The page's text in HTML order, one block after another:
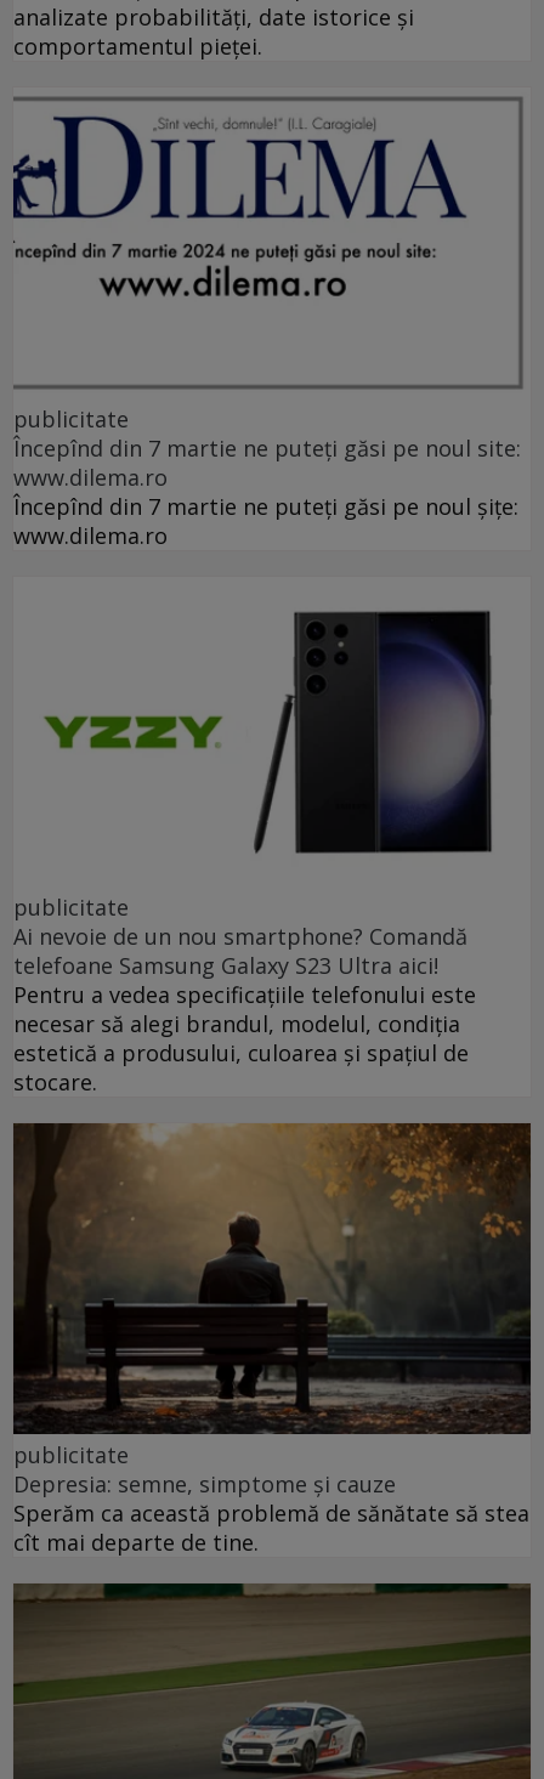
analizate probabilități, date istorice și
comportamentul pieței.
publicitate
Începînd din 7 martie ne puteți găsi pe noul site:
www.dilema.ro
Începînd din 7 martie ne puteți găsi pe noul șițe:
www.dilema.ro
publicitate
Ai nevoie de un nou smartphone? Comandă
telefoane Samsung Galaxy S23 Ultra aici!
Pentru a vedea specificațiile telefonului este
necesar să alegi brandul, modelul, condiția
estetică a produsului, culoarea și spațiul de
stocare.
publicitate
Depresia: semne, simptome și cauze
Sperăm ca această problemă de sănătate să stea
cît mai departe de tine.